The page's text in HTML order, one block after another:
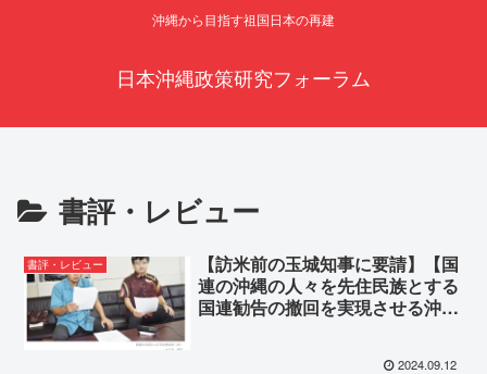
沖縄から目指す祖国日本の再建
日本沖縄政策研究フォーラム
書評・レビュー
書評・レビュー
【訪米前の玉城知事に要請】【国
連の沖縄の人々を先住民族とする
国連勧告の撤回を実現させる沖縄
2024.09.12